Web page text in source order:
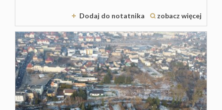
Dodaj do notatnika zobacz więcej